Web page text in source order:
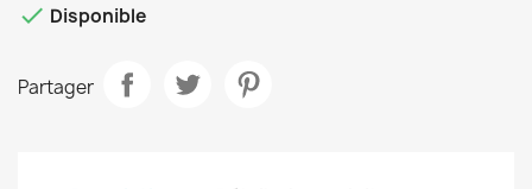
 Disponible
Partager